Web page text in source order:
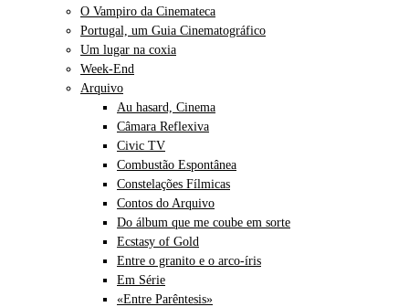
O Vampiro da Cinemateca
Portugal, um Guia Cinematográfico
Um lugar na coxia
Week-End
Arquivo
Au hasard, Cinema
Câmara Reflexiva
Civic TV
Combustão Espontânea
Constelações Fílmicas
Contos do Arquivo
Do álbum que me coube em sorte
Ecstasy of Gold
Entre o granito e o arco-íris
Em Série
«Entre Parêntesis»